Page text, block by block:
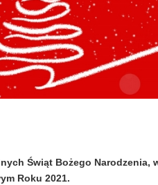
Świąt Bożego
Roku 2021.